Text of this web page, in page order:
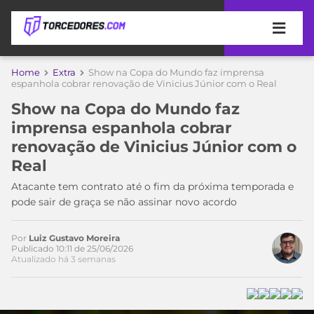
APOSTAS
DE
APOSTA
SITES
DE
CÓDIGO
PROMOCIONAL
COPA
DO
MUNDO
TIMES
MEU
TIME
CAMPEONATOS
BRASILEIRÃO
MÍDIA
Home Extra
Show na Copa do Mundo faz imprensa
espanhola cobrar renovação de Vinicius Júnior com o Real
Show na Copa do Mundo faz
imprensa espanhola cobrar
renovação de Vinicius Júnior com o
Real
Atacante tem contrato até o fim da próxima temporada e
pode sair de graça se não assinar novo acordo
Por Luiz Gustavo Moreira
Publicado 10:11 de 25/06/2026
Atualizado há 3 semanas